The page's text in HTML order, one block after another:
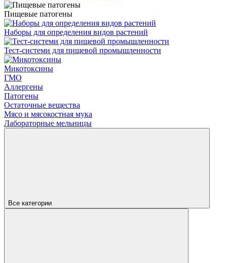
Пищевые патогены
Наборы для определения видов растений
Тест-системи для пищевой промышленности
Микотоксины
ГМО
Аллергены
Патогены
Остаточные вещества
Мясо и мясокостная мука
Лабораторные мельницы
Все категории